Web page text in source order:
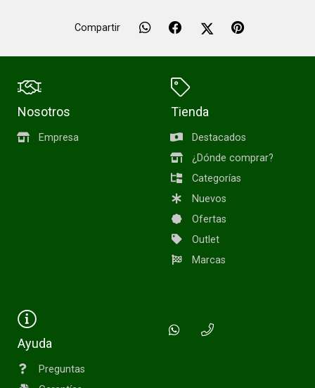
Compartir
Nosotros
Empresa
Tienda
Destacados
¿Dónde comprar?
Categorías
Nuevos
Ofertas
Outlet
Marcas
Ayuda
Preguntas